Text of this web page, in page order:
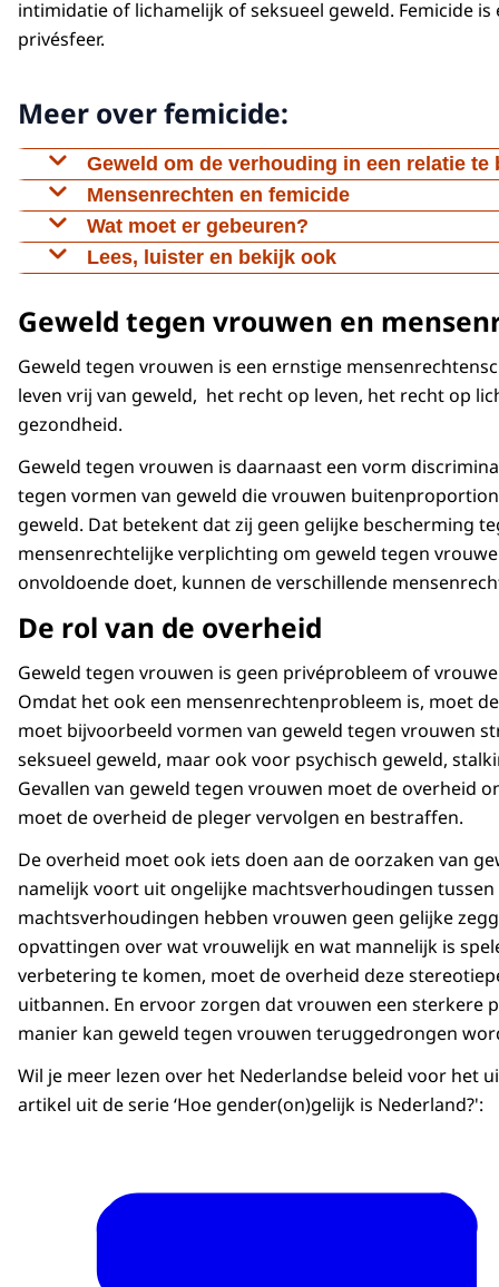
intimidatie of lichamelijk of seksueel geweld. Femicide
privésfeer.
Meer over femicide:
Geweld om de verhouding in een relatie te
In Nederland zijn bijna twee keer zoveel
meeste mannen omkomen in het criminele
gedood door een partner of ex-partner. Bij
niet (alleen) plaats in een opwelling of als een
mannen die het niet kunnen verdragen dat zij
vrouw, er niet mee kunnen omgaan dat zij hun
is, of het niet kunnen verkroppen dat zij een
Hoe we als maatschappij denken over mannen
bij aan geweld tegen vrouwen. Ideeën over ‘hoe
partners en zorgen soms voor conflict, dat uit de
Mensenrechten en femicide
Geweld tegen vrouwen - met femicide als meest
mensenrechtenschending. Iedereen heeft
Het is belangrijk dat het probleem uit de
iemands voordeur en het is ook niet alleen een
maatschappelijk probleem, een
aanpakken.
Wat moet er gebeuren?
Om de achterliggende oorzaken van femicide
geweld in de privésfeer. Waarom gebruikt een
vrouw minacht, hij een gevoel heeft van
vrouw ondergeschikt is? Omdat gender een rol
ook een rol speelt bij het voorkomen en
Nog te vaak gaan instanties uit van
schuld hebben. Dat doet dan geen recht aan de
neutrale termen spreken en schrijven over
Lees ook:
De aanbevelingen van het College over de
commissiedebat over femicide
Lees, luister en bekijk ook
altijd slachtoffer is, uit de serie 'Hoe
Geweld tegen vrouwen en
Geweld tegen vrouwen is een ernstige
leven vrij van geweld, het recht op leven, het recht op
gezondheid.
Geweld tegen vrouwen is daarnaast een vorm
tegen vormen van geweld die vrouwen
geweld. Dat betekent dat zij geen gelijke bescherming
mensenrechtelijke verplichting om geweld tegen
onvoldoende doet, kunnen de verschillende
De rol van de overheid
Geweld tegen vrouwen is geen privéprobleem of
Omdat het ook een mensenrechtenprobleem is, moet
moet bijvoorbeeld vormen van geweld tegen vrouwen
seksueel geweld, maar ook voor psychisch geweld,
Gevallen van geweld tegen vrouwen moet de overheid
moet de overheid de pleger vervolgen en bestraffen.
De overheid moet ook iets doen aan de oorzaken van
namelijk voort uit ongelijke machtsverhoudingen
machtsverhoudingen hebben vrouwen geen gelijke
opvattingen over wat vrouwelijk en wat mannelijk is
verbetering te komen, moet de overheid deze
uitbannen. En ervoor zorgen dat vrouwen een sterkere
manier kan geweld tegen vrouwen teruggedrongen
Wil je meer lezen over het Nederlandse beleid voor het
artikel uit de serie ‘Hoe gender(on)gelijk is Nederland?':